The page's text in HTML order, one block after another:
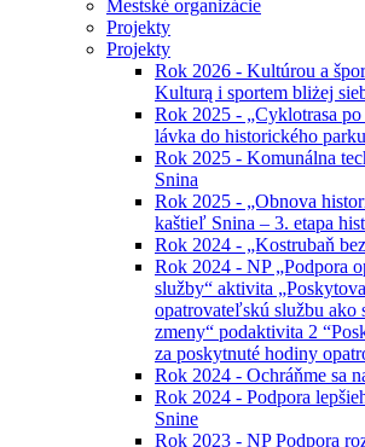
Mestské organizácie
Projekty
Projekty
Rok 2026 - Kultúrou a
Kulturą i sportem bliżej
Rok 2025 - „Cyklotrasa
lávka do historického
Rok 2025 - Komunálna
Snina
Rok 2025 - „Obnova
kaštieľ Snina – 3. etapa
Rok 2024 - „Kostrubaň
Rok 2024 - NP „Podpora
služby“ aktivita
opatrovateľskú službu ako
zmeny“ podaktivita 2
za poskytnuté hodiny
Rok 2024 - Ochráňme sa
Rok 2024 - Podpora
Snine
Rok 2023 - NP Podpora